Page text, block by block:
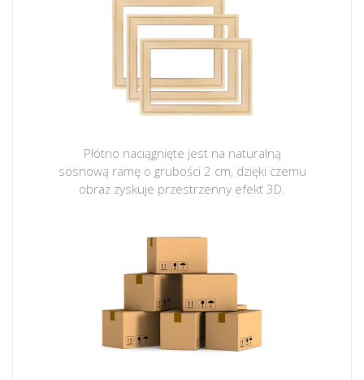
Płótno naciągnięte jest na naturalną
sosnową ramę o grubości 2 cm, dzięki czemu
obraz zyskuje przestrzenny efekt 3D.